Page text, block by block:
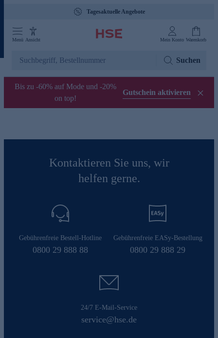
Tagesaktuelle Angebote
Menü Ansicht Mein Konto Warenkorb
Suchen
Bis zu -60% auf Mode und -20%
on top!
Gutschein aktivieren
Kontaktieren Sie uns, wir
helfen gerne.
Gebührenfreie Bestell-Hotline
0800 29 888 88
Gebührenfreie EASy-Bestellung
0800 29 888 29
24/7 E-Mail-Service
service@hse.de